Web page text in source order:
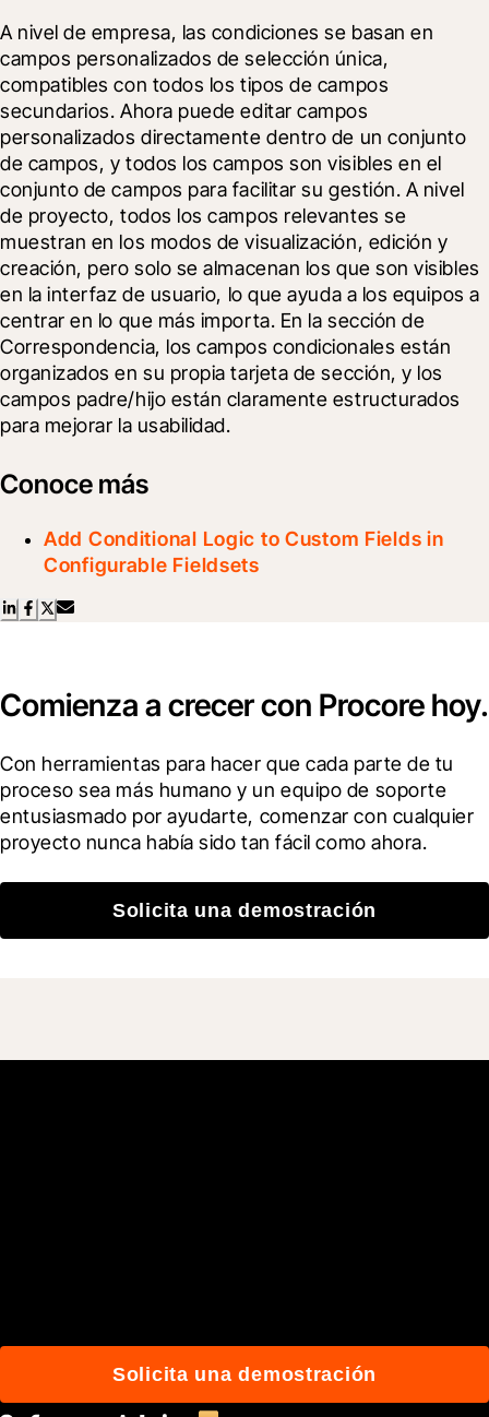
A nivel de empresa, las condiciones se basan en
campos personalizados de selección única,
compatibles con todos los tipos de campos
secundarios. Ahora puede editar campos
personalizados directamente dentro de un conjunto
de campos, y todos los campos son visibles en el
conjunto de campos para facilitar su gestión. A nivel
de proyecto, todos los campos relevantes se
muestran en los modos de visualización, edición y
creación, pero solo se almacenan los que son visibles
en la interfaz de usuario, lo que ayuda a los equipos a
centrar en lo que más importa. En la sección de
Correspondencia, los campos condicionales están
organizados en su propia tarjeta de sección, y los
campos padre/hijo están claramente estructurados
para mejorar la usabilidad.
Conoce más
Add Conditional Logic to Custom Fields in
Configurable Fieldsets
Comienza a crecer con Procore hoy.
Con herramientas para hacer que cada parte de tu
proceso sea más humano y un equipo de soporte
entusiasmado por ayudarte, comenzar con cualquier
proyecto nunca había sido tan fácil como ahora.
Solicita una demostración
Solicita una demostración